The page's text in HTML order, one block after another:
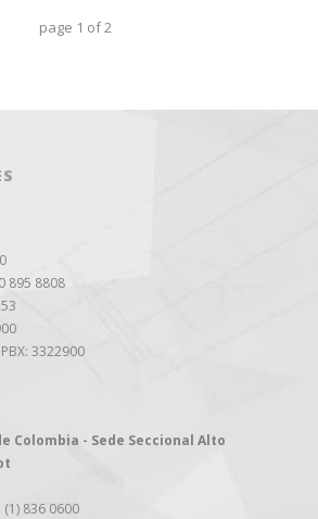
page 1 of2
895 8808
3322900
Colombia - Sede Seccional Alto
836 0600